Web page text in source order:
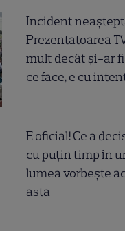
Incident
Prezentatoarea
mult decât și-ar fi
ce face, e cu
E oficial! Ce a
cu puțin timp în
lumea vorbește
asta